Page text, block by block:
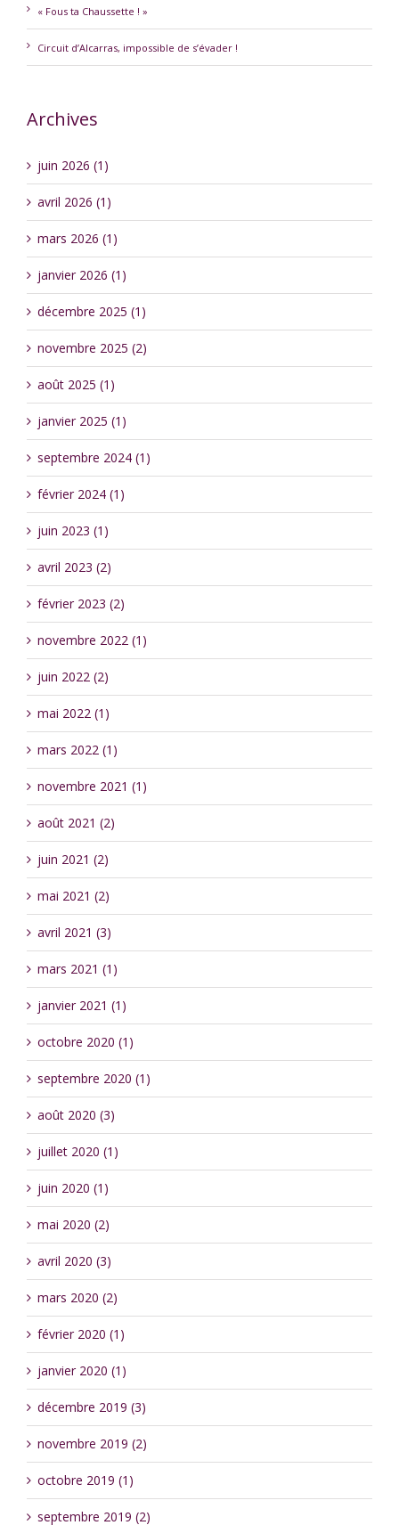
« Fous ta Chaussette ! »
Circuit d’Alcarras, impossible de s’évader !
Archives
juin 2026 (1)
avril 2026 (1)
mars 2026 (1)
janvier 2026 (1)
décembre 2025 (1)
novembre 2025 (2)
août 2025 (1)
janvier 2025 (1)
septembre 2024 (1)
février 2024 (1)
juin 2023 (1)
avril 2023 (2)
février 2023 (2)
novembre 2022 (1)
juin 2022 (2)
mai 2022 (1)
mars 2022 (1)
novembre 2021 (1)
août 2021 (2)
juin 2021 (2)
mai 2021 (2)
avril 2021 (3)
mars 2021 (1)
janvier 2021 (1)
octobre 2020 (1)
septembre 2020 (1)
août 2020 (3)
juillet 2020 (1)
juin 2020 (1)
mai 2020 (2)
avril 2020 (3)
mars 2020 (2)
février 2020 (1)
janvier 2020 (1)
décembre 2019 (3)
novembre 2019 (2)
octobre 2019 (1)
septembre 2019 (2)